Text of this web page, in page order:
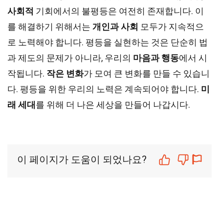
사회적 기회에서의 불평등은 여전히 존재합니다. 이
를 해결하기 위해서는 개인과 사회 모두가 지속적으
로 노력해야 합니다. 평등을 실현하는 것은 단순히 법
과 제도의 문제가 아니라, 우리의 마음과 행동에서 시
작됩니다. 작은 변화가 모여 큰 변화를 만들 수 있습니
다. 평등을 위한 우리의 노력은 계속되어야 합니다. 미
래 세대 를 위해 더 나은 세상을 만들어 나갑시다.
이 페이지가 도움이 되었나요?